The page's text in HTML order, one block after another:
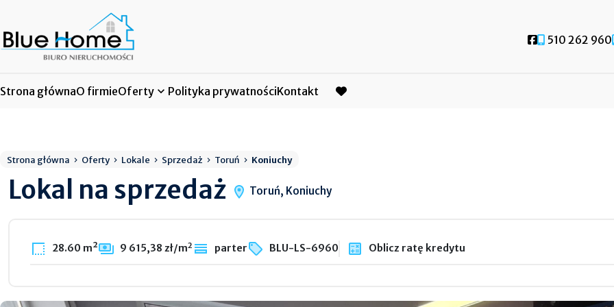
Social link
510 262 960
Strona głównaO firmieOferty Polityka prywatnościKontakt
favorite
Strona główna Oferty Lokale Sprzedaż Toruń Koniuchy
Lokal na sprzedaż Toruń, Koniuchy
28.60 m² 9 615,38 zł/m2 parter BLU-LS-6960 Oblicz ratę kredytu